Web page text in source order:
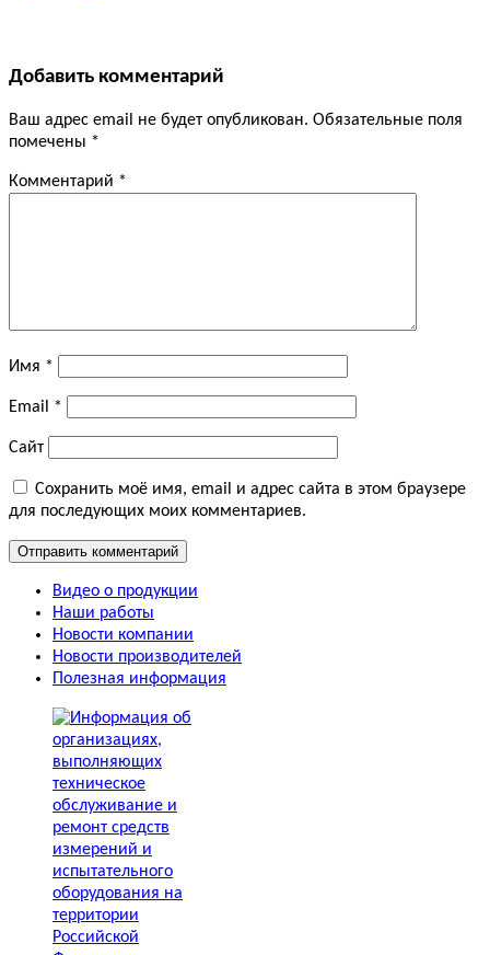
Добавить комментарий
Ваш адрес email не будет опубликован. Обязательные поля
помечены *
Комментарий *
Имя *
Email *
Сайт
Сохранить моё имя, email и адрес сайта в этом браузере
для последующих моих комментариев.
Видео о продукции
Наши работы
Новости компании
Новости производителей
Полезная информация